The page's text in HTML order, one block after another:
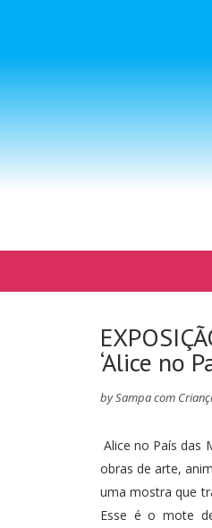
‘Alice no
bySampa com
Alice no País das
obras de arte,
uma mostra que
Esse é o mote